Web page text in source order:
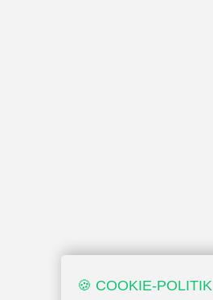
🍪 COOKIE-POLITIK